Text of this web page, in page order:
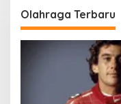
Olahraga Terbaru